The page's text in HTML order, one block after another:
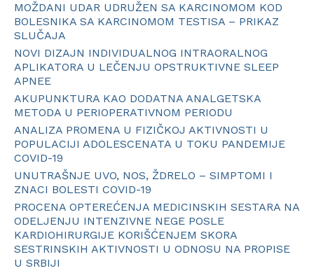
MOŽDANI UDAR UDRUŽEN SA KARCINOMOM KOD
BOLESNIKA SA KARCINOMOM TESTISA – PRIKAZ
SLUČAJA
NOVI DIZAJN INDIVIDUALNOG INTRAORALNOG
APLIKATORA U LEČENJU OPSTRUKTIVNE SLEEP
APNEE
AKUPUNKTURA KAO DODATNA ANALGETSKA
METODA U PERIOPERATIVNOM PERIODU
ANALIZA PROMENA U FIZIČKOJ AKTIVNOSTI U
POPULACIJI ADOLESCENATA U TOKU PANDEMIJE
COVID-19
UNUTRAŠNJE UVO, NOS, ŽDRELO – SIMPTOMI I
ZNACI BOLESTI COVID-19
PROCENA OPTEREĆENJA MEDICINSKIH SESTARA NA
ODELJENJU INTENZIVNE NEGE POSLE
KARDIOHIRURGIJE KORIŠĆENJEM SKORA
SESTRINSKIH AKTIVNOSTI U ODNOSU NA PROPISE
U SRBIJI